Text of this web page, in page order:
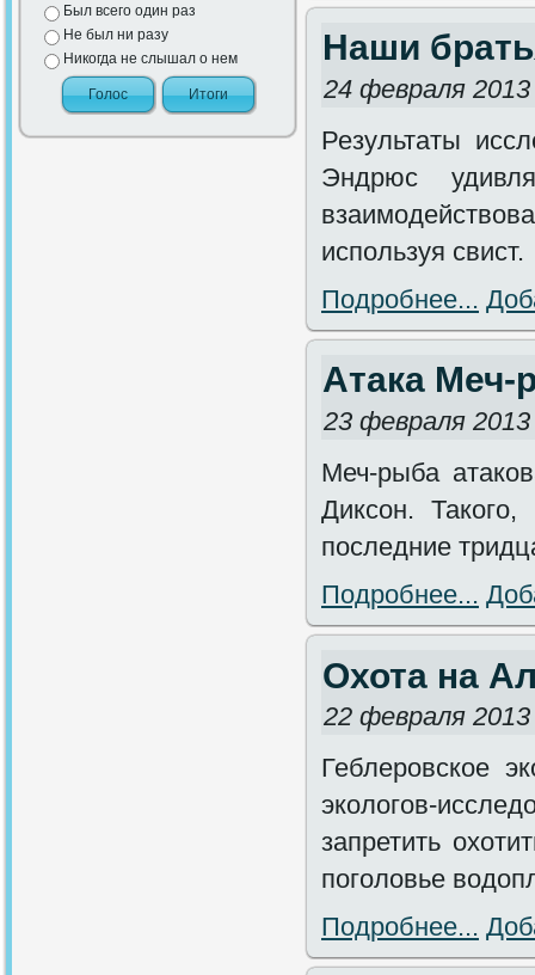
Был всего один раз
Не был ни разу
Никогда не слышал о нем
Наши
24 февраля 2013
Результаты
Эндрюс
используя свист.
Подробнее...
Атака
23 февраля 2013
Меч-рыба
Диксон.
последние
Подробнее...
Охота на
22 февраля 2013
Геблеровское
экологов-
запретить
поголовье
Подробнее...